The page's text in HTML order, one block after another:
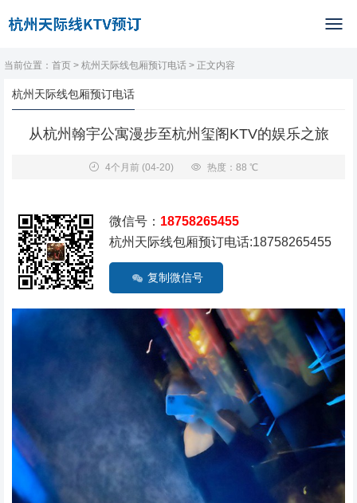
当前位置： 首页 > 杭州天际线包厢预订电话 > 正文内容
杭州天际线包厢预订电话
从杭州翰宇公寓漫步至杭州玺阁KTV的娱乐之旅
4个月前 (04-20) 热度：88 ℃
微信号： 18758265455
杭州天际线包厢预订电话:18758265455
复制微信号